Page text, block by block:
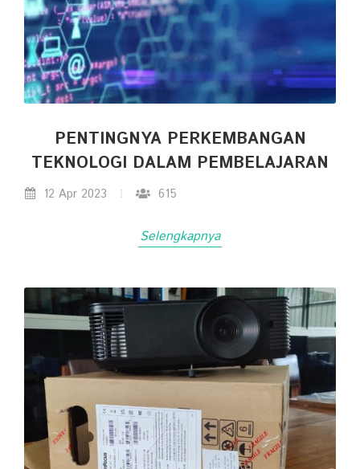
PENTINGNYA PERKEMBANGAN
TEKNOLOGI DALAM PEMBELAJARAN
12 Apr 2023 615
Selengkapnya